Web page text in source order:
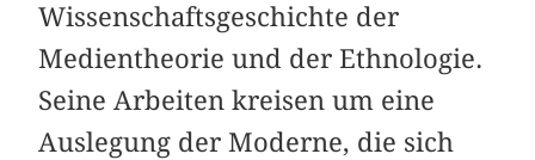
Wissenschaftsgeschichte der
Medientheorie und der Ethnologie.
Seine Arbeiten kreisen um eine
Auslegung der Moderne, die sich